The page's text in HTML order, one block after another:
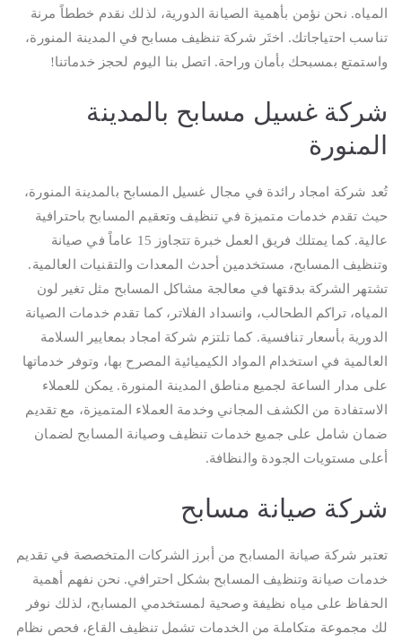
المياه. نحن نؤمن بأهمية الصيانة الدورية، لذلك نقدم خططاً مرنة
تناسب احتياجاتك. اختَر شركة تنظيف مسابح في المدينة المنورة،
واستمتع بمسبحك بأمان وراحة. اتصل بنا اليوم لحجز خدماتنا!
شركة غسيل مسابح بالمدينة
المنورة
تُعد شركة امجاد رائدة في مجال غسيل المسابح بالمدينة المنورة،
حيث تقدم خدمات متميزة في تنظيف وتعقيم المسابح باحترافية
عالية. كما يمتلك فريق العمل خبرة تتجاوز 15 عاماً في صيانة
وتنظيف المسابح، مستخدمين أحدث المعدات والتقنيات العالمية.
تشتهر الشركة بدقتها في معالجة مشاكل المسابح مثل تغير لون
المياه، تراكم الطحالب، وانسداد الفلاتر، كما تقدم خدمات الصيانة
الدورية بأسعار تنافسية. كما تلتزم شركة امجاد بمعايير السلامة
العالمية في استخدام المواد الكيميائية المصرح بها، وتوفر خدماتها
على مدار الساعة لجميع مناطق المدينة المنورة. يمكن للعملاء
الاستفادة من الكشف المجاني وخدمة العملاء المتميزة، مع تقديم
ضمان شامل على جميع خدمات تنظيف وصيانة المسابح لضمان
أعلى مستويات الجودة والنظافة.
شركة صيانة مسابح
تعتبر شركة صيانة المسابح من أبرز الشركات المتخصصة في تقديم
خدمات صيانة وتنظيف المسابح بشكل احترافي. نحن نفهم أهمية
الحفاظ على مياه نظيفة وصحية لمستخدمي المسابح، لذلك نوفر
لك مجموعة متكاملة من الخدمات تشمل تنظيف القاع، فحص نظام